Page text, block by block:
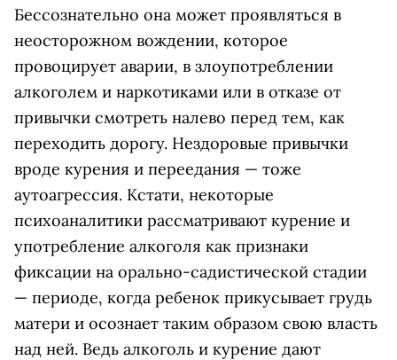
Бессознательно она может проявляться в
неосторожном вождении, которое
провоцирует аварии, в злоупотреблении
алкоголем и наркотиками или в отказе от
привычки смотреть налево перед тем, как
переходить дорогу. Нездоровые привычки
вроде курения и переедания — тоже
аутоагрессия. Кстати, некоторые
психоаналитики рассматривают курение и
употребление алкоголя как признаки
фиксации на орально-садистической стадии
— периоде, когда ребенок прикусывает грудь
матери и осознает таким образом свою власть
над ней. Ведь алкоголь и курение дают